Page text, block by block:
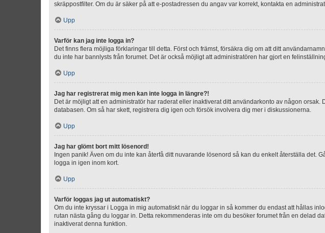
skräppostfilter. Om du är säker på att e-postadressen du angav var korrekt, kontakta en
Upp
Varför kan jag inte logga in?
Det finns flera möjliga förklaringar till detta. Först och främst, försäkra dig om att ditt
du inte har bannlysts från forumet. Det är också möjligt att administratören har gjort en
Upp
Jag har registrerat mig men kan inte logga in längre?!
Det är möjligt att en administratör har raderat eller inaktiverat ditt användarkonto av någon
databasen. Om så har skett, registrera dig igen och försök involvera dig mer i diskussionerna.
Upp
Jag har glömt bort mitt lösenord!
Ingen panik! Även om du inte kan återfå ditt nuvarande lösenord så kan du enkelt återställa
logga in igen inom kort.
Upp
Varför loggas jag ut automatiskt?
Om du inte kryssar i Logga in mig automatiskt när du loggar in så kommer du endast att hållas
rutan nästa gång du loggar in. Detta rekommenderas inte om du besöker forumet från en delad
inaktiverat denna funktion.